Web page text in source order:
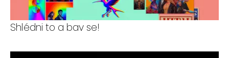
Shlédni to a bav se!